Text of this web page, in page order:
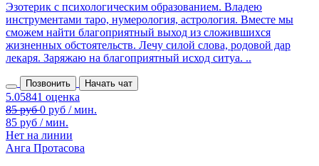
Эзотерик с психологическим образованием. Владею
инструментами таро, нумерология, астрология. Вместе мы
сможем найти благоприятный выход из сложившихся
жизненных обстоятельств. Лечу силой слова, родовой дар
лекаря. Заряжаю на благоприятный исход ситуа. ..
Позвонить Начать чат
85 руб / мин.
Нет на линии
Анга Протасова